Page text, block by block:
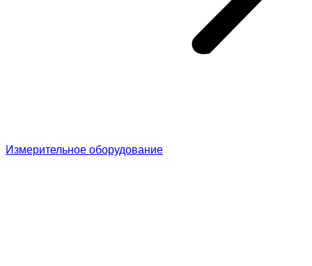
Измерительное оборудование